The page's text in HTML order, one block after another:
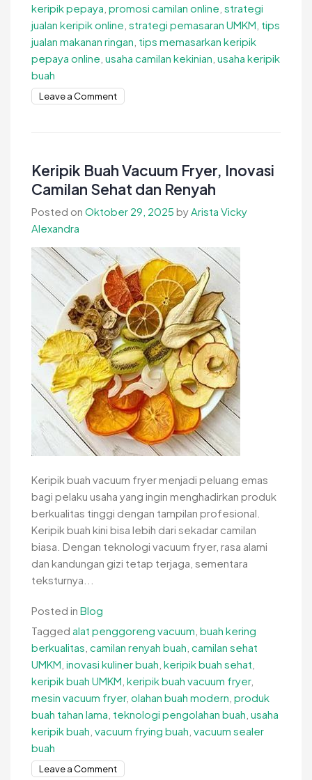
keripik pepaya promosi camilan online strategi
jualan keripik online strategi pemasaran UMKM tips
jualan makanan ringan tips memasarkan keripik
pepaya online usaha camilan kekinian usaha keripik
buah
Leave a Commenton
Online
agar
Penjualan
Keripik Buah Vacuum Fryer, Inovasi
Camilan Sehat dan Renyah
Posted on Oktober 29, 2025 by Arista Vicky
Alexandra
Keripik buah vacuum fryer menjadi peluang emas
bagi pelaku usaha yang ingin menghadirkan produk
berkualitas tinggi dengan tampilan profesional.
Keripik buah kini bisa lebih dari sekadar camilan
biasa. Dengan teknologi vacuum fryer, rasa alami
dan kandungan gizi tetap terjaga, sementara
teksturnya...
Posted in Blog
Tagged alat penggoreng vacuum buah kering
berkualitas camilan renyah buah camilan sehat
UMKM inovasi kuliner buah keripik buah sehat
keripik buah UMKM keripik buah vacuum fryer,
mesin vacuum fryer, olahan buah modern produk
buah tahan lama teknologi pengolahan buah usaha
keripik buah vacuum frying buah vacuum sealer
buah
Leave a Commenton